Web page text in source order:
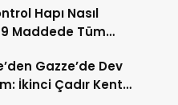
Hapı Nasıl
9 Maddede Tüm
Gazze’de Dev
İkinci Çadır Kent